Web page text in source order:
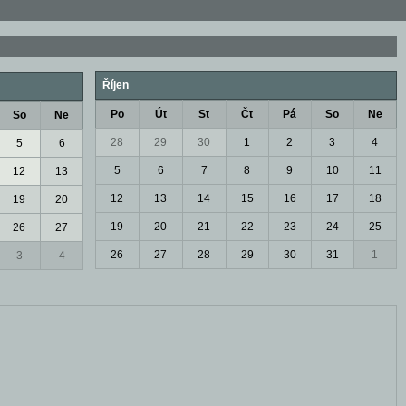
So Ne
5 6
12 13
19 20
26 27
3 4
Říjen
Po Út St Čt Pá So Ne
28 29 30 1 2 3 4
5 6 7 8 9 10 11
12 13 14 15 16 17 18
19 20 21 22 23 24 25
26 27 28 29 30 31 1